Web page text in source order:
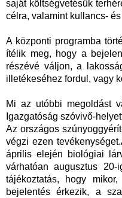
saját költségvetésük
célra, valamint kullancs-
A központi programba
ítélik meg, hogy a
részévé váljon, a
illetékeséhez fordul, vagy
Mi az utóbbi megoldást
Igazgatóság szóvivő-
Az országos
végzi ezen
április elején biológiai
várhatóan augusztus
tájékoztatás, hogy
bejelentés érkezik, a